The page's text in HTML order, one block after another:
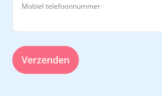
Mobiel telefoonnummer
Verzenden